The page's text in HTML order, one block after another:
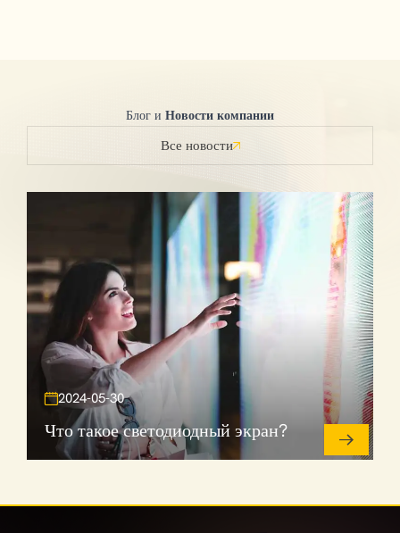
Блог и Новости компании
Все новости
2024-05-30
Что такое светодиодный экран?